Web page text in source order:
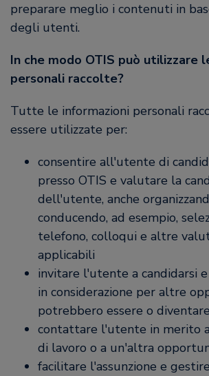
preparare meglio i contenuti in
degli utenti.
In che modo OTIS può utilizzare
personali raccolte?
Tutte le informazioni personali
essere utilizzate per:
consentire all'utente di
presso OTIS e valutare la
dell'utente, anche
conducendo, ad esempio,
telefono, colloqui e altre
applicabili
invitare l'utente a candidarsi
in considerazione per altre
potrebbero essere o
contattare l'utente in merito
di lavoro o a un'altra
facilitare l'assunzione e